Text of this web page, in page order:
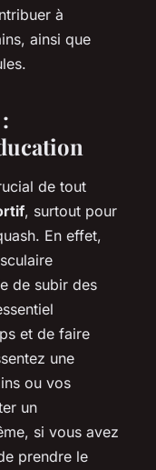
à
ainsi que
de tout
, surtout pour
En effet,
de subir des
et de faire
une
ou vos
un
si vous avez
prendre le